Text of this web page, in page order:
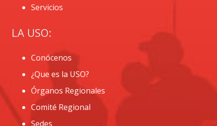
Servicios
LA USO:
Conócenos
¿Que es la USO?
Órganos Regionales
Comité Regional
Sedes